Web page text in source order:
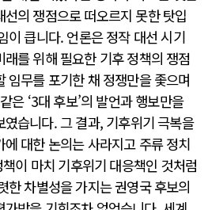
의 쟁점으로 떠오르지 못한 탓입
이 큽니다. 언론은 정작 대선 시기
를 위해 필요한 기후 정책의 쟁점
임무를 포기한 채 정쟁만을 좇으며
은 ‘3대 후보’의 발언과 행보만을
습니다. 그 결과, 기후위기 극복을
대한 논의는 사라지고 주류 정치
책이 마치 기후위기 대응책인 것처럼
한 차별성을 가지는 권영국 후보의